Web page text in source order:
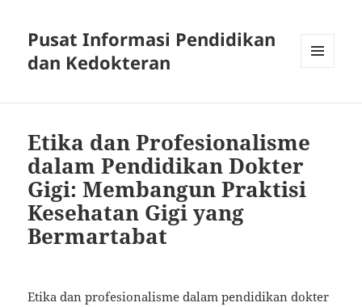
Pusat Informasi Pendidikan
dan Kedokteran
Etika dan Profesionalisme
dalam Pendidikan Dokter
Gigi: Membangun Praktisi
Kesehatan Gigi yang
Bermartabat
Etika dan profesionalisme dalam pendidikan dokter